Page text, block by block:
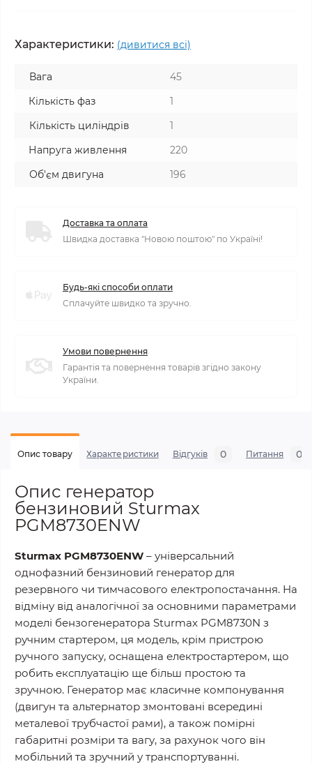
Характеристики: (дивитися всі)
Вага
45
Кількість фаз
1
Кількість циліндрів
1
Напруга живлення
220
Об'єм двигуна
196
Доставка та оплата
Швидка доставка "Новою поштою" по Україні!
Будь-які способи оплати
Сплачуйте швидко та зручно.
Умови повернення
Гарантія та повернення товарів згідно закону
України.
Опис товару Характеристики Відгуків 0 Питання 0
Опис генератор
бензиновий Sturmax
PGM8730ENW
Sturmax PGM8730ENW – універсальний
однофазний бензиновий генератор для
резервного чи тимчасового електропостачання. На
відміну від аналогічної за основними параметрами
моделі бензогенератора Sturmax PGM8730N з
ручним стартером, ця модель, крім пристрою
ручного запуску, оснащена електростартером, що
робить експлуатацію ще бiльш простою та
зручною. Генератор має класичне компонування
(двигун та альтернатор змонтовані всередині
металевої трубчастої рами), а також помірні
габаритні розміри та вагу, за рахунок чого вiн
мобільний та зручний у транспортуванні.